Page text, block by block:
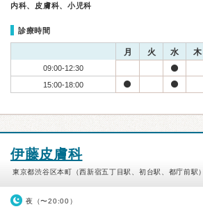
内科、皮膚科、小児科
診療時間
月 火 水 木
09:00-12:30
15:00-18:00
伊藤皮膚科
東京都渋谷区本町（西新宿五丁目駅、初台駅、都庁前駅）
夜（〜20:00）